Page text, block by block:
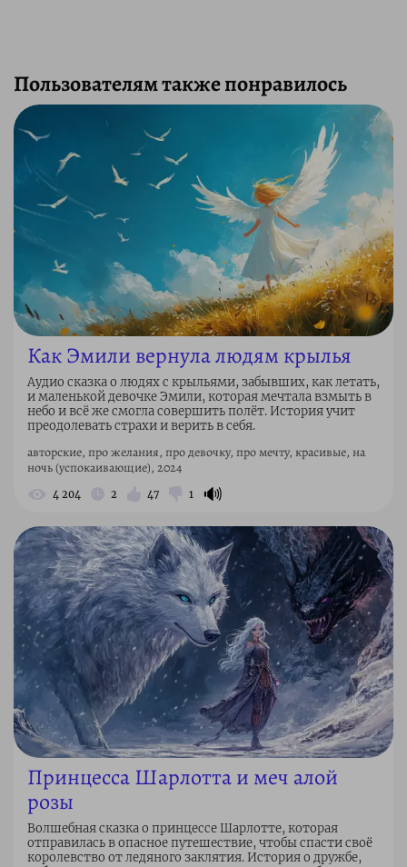
Пользователям также понравилось
Как Эмили вернула людям крылья
Аудио сказка о людях с крыльями, забывших, как летать,
и маленькой девочке Эмили, которая мечтала взмыть в
небо и всё же смогла совершить полёт. История учит
преодолевать страхи и верить в себя.
авторские, про желания, про девочку, про мечту, красивые, на
ночь (успокаивающие), 2024
4 204 2 47 1 🔊
Принцесса Шарлотта и меч алой
розы
Волшебная сказка о принцессе Шарлотте, которая
отправилась в опасное путешествие, чтобы спасти своё
королевство от ледяного заклятия. История о дружбе,